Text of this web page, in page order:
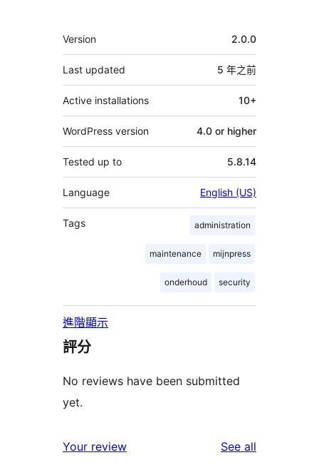
其
它
Version 2.0.0
Last updated 5 年之前
Active installations 10+
WordPress version 4.0 or higher
Tested up to 5.8.14
Language English (US)
Tags administration
maintenance mijnpress
onderhoud security
進階顯示
評分
No reviews have been submitted
yet.
Your review See all